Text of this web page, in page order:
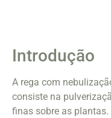
Introdução
A rega com
consiste na
finas sobre as